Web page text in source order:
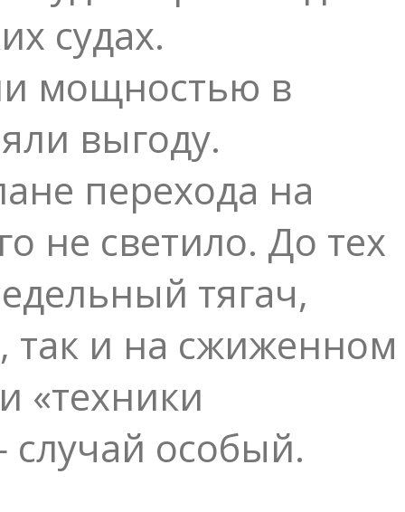
судах.
мощностью в
выгоду.
перехода на
не светило. До тех
тягач,
и на сжиженном
«техники
особый.